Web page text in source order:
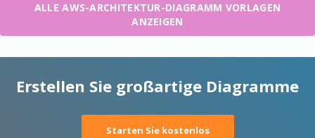
ALLE AWS-ARCHITEKTUR-DIAGRAMM VORLAGEN
ANZEIGEN
Erstellen Sie großartige Diagramme
Starten Sie kostenlos